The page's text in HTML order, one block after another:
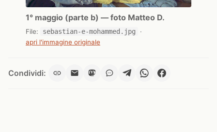
1° maggio (parte b) — foto Matteo D.
File: sebastian-e-mohammed.jpg
·
apri l'immagine originale
Condividi: